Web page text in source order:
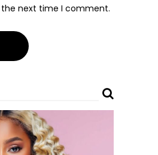
the next time I comment.